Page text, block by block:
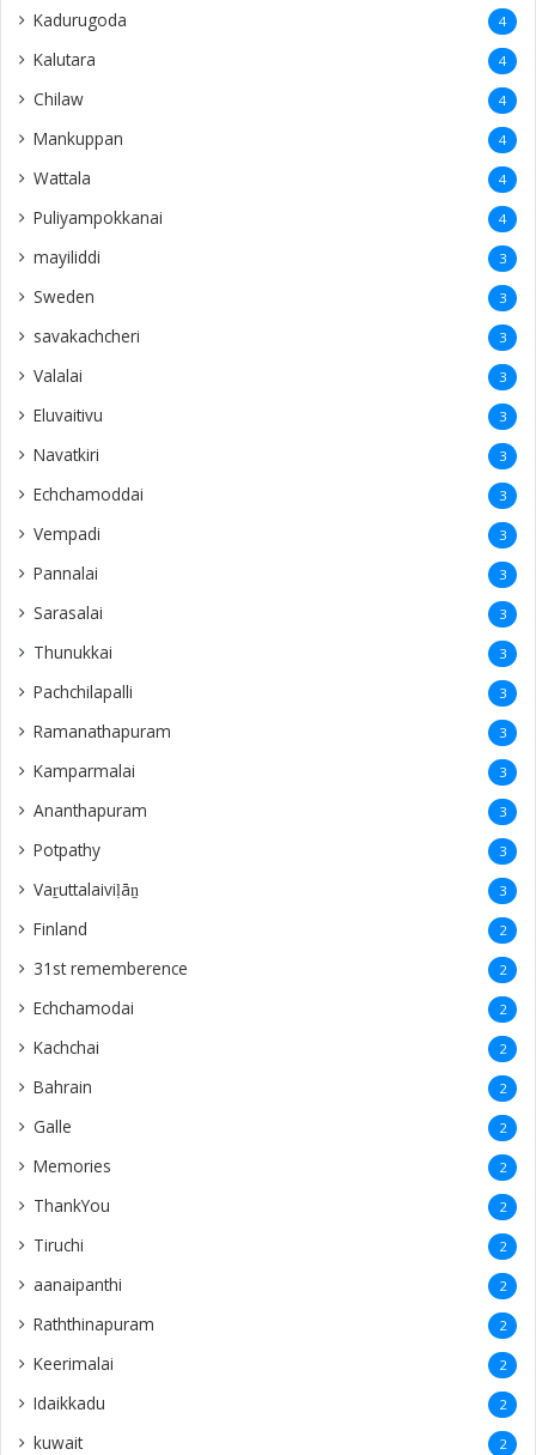
Kadurugoda 4
Kalutara 4
Chilaw 4
Mankuppan 4
Wattala 4
Puliyampokkanai 4
mayiliddi 3
Sweden 3
savakachcheri 3
Valalai 3
Eluvaitivu 3
Navatkiri 3
Echchamoddai 3
Vempadi 3
Pannalai 3
Sarasalai 3
Thunukkai 3
Pachchilapalli 3
Ramanathapuram 3
Kamparmalai 3
Ananthapuram 3
‎Potpathy 3
Vaṟuttalaiviḷāṉ 3
Finland 2
31st rememberence 2
Echchamodai 2
Kachchai 2
Bahrain 2
Galle 2
Memories 2
ThankYou 2
Tiruchi 2
aanaipanthi 2
Raththinapuram 2
Keerimalai 2
Idaikkadu 2
kuwait 2